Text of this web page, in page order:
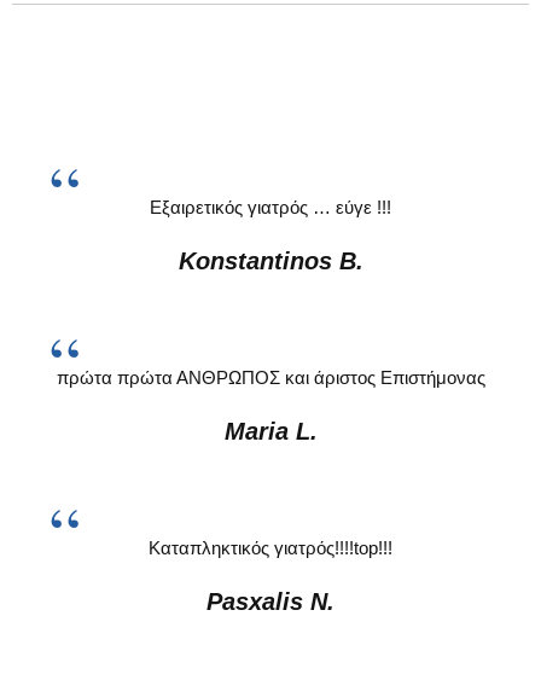
Εξαιρετικός γιατρός … εύγε !!!
Konstantinos B.
πρώτα πρώτα ΑΝΘΡΩΠΟΣ και άριστος Επιστήμονας
Maria L.
Καταπληκτικός γιατρός!!!!top!!!
Pasxalis N.